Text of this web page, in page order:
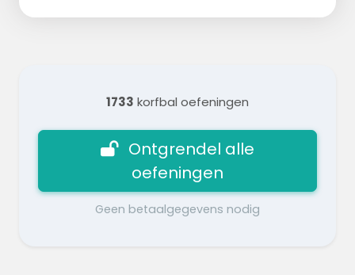
1733 korfbal oefeningen
Ontgrendel alle
oefeningen
Geen betaalgegevens nodig